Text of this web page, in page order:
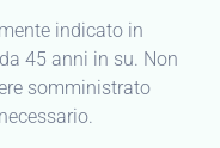
indicato in
45 anni in su. Non
somministrato